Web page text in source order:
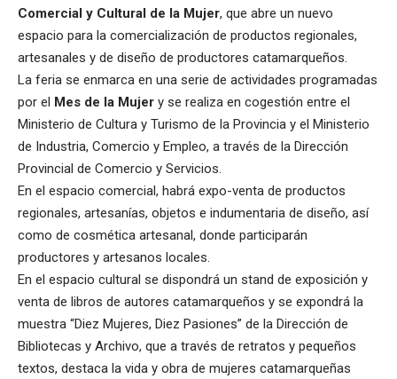
Comercial y Cultural de la Mujer, que abre un nuevo
espacio para la comercialización de productos regionales,
artesanales y de diseño de productores catamarqueños.
La feria se enmarca en una serie de actividades programadas
por el Mes de la Mujer y se realiza en cogestión entre el
Ministerio de Cultura y Turismo de la Provincia y el Ministerio
de Industria, Comercio y Empleo, a través de la Dirección
Provincial de Comercio y Servicios.
En el espacio comercial, habrá expo-venta de productos
regionales, artesanías, objetos e indumentaria de diseño, así
como de cosmética artesanal, donde participarán
productores y artesanos locales.
En el espacio cultural se dispondrá un stand de exposición y
venta de libros de autores catamarqueños y se expondrá la
muestra “Diez Mujeres, Diez Pasiones” de la Dirección de
Bibliotecas y Archivo, que a través de retratos y pequeños
textos, destaca la vida y obra de mujeres catamarqueñas